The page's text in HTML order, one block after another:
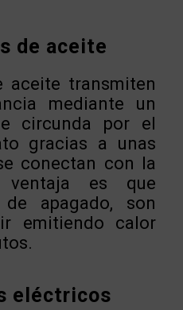
de aceite
aceite transmiten
mediante un
circunda por el
gracias a unas
conectan con la
ventaja es que
de apagado, son
emitiendo calor
eléctricos